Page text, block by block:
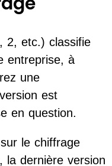
2, etc.) classifie
entreprise, à
une
est
en question.
le chiffrage
la dernière version